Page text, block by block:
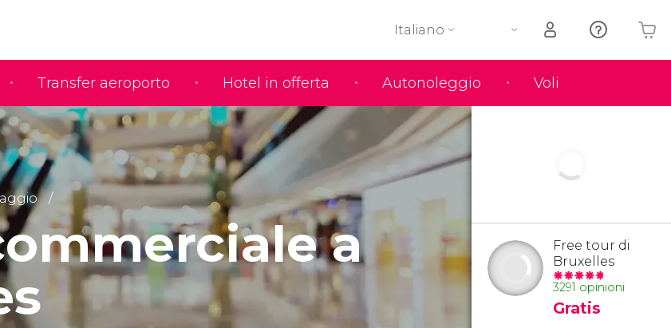
Transfer aeroporto Hotel in offerta Autonoleggio Voli
Italiano
Il tuo carrello è vuoto
a
Free tour di
Bruxelles
3291 opinioni
Gratis